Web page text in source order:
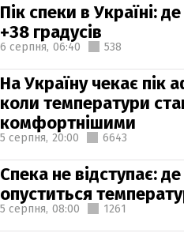
Пік спеки в Україні:
+38 градусів
6 серпня, 06:40 538
На Україну чекає пік
коли температури
комфортнішими
5 серпня, 20:00 6643
Спека не відступає:
опуститься
5 серпня, 08:00 1261